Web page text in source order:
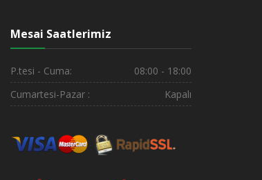
Mesai Saatlerimiz
P.tesi - Cuma:
08:00 - 18:00
Cumartesi-Pazar :
Kapalı